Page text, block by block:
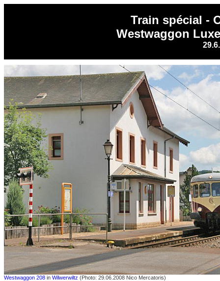
Train spécial -
Westwaggon
Westwaggon 208 in Wilwerwiltz (Photo: 29.06.2008 Nico Mercatoris)